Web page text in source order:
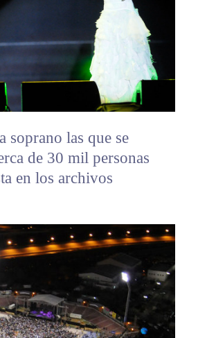
soprano las que se
de 30 mil personas
en los archivos